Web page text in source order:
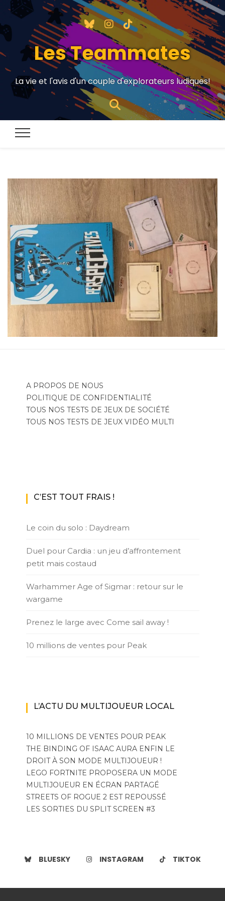
Les Teammates
La vie et l'avis d'un couple d'explorateurs ludiques!
A PROPOS DE NOUS
POLITIQUE DE CONFIDENTIALITÉ
TOUS NOS TESTS DE JEUX DE SOCIÉTÉ
TOUS NOS TESTS DE JEUX VIDÉO MULTI
C’EST TOUT FRAIS !
Le coin du solo : Daydream
Duel pour Cardia : un jeu d’affrontement
petit mais costaud
Warhammer Age of Sigmar : retour sur le
wargame
Prenez le large avec Come sail away !
10 millions de ventes pour Peak
L’ACTU DU MULTIJOUEUR LOCAL
10 MILLIONS DE VENTES POUR PEAK
THE BINDING OF ISAAC AURA ENFIN LE
DROIT À SON MODE MULTIJOUEUR !
LEGO FORTNITE PROPOSERA UN MODE
MULTIJOUEUR EN ÉCRAN PARTAGÉ
STREETS OF ROGUE 2 EST REPOUSSÉ
LES SORTIES DU SPLIT SCREEN #3
BLUESKY INSTAGRAM TIKTOK